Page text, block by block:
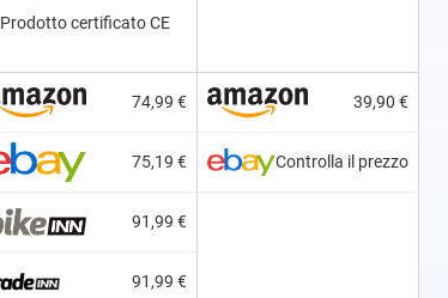
74,99 €
75,19 €
91,99 €
91,99 €
Prodotto certificato CE
39,90 €
Controlla il prezzo